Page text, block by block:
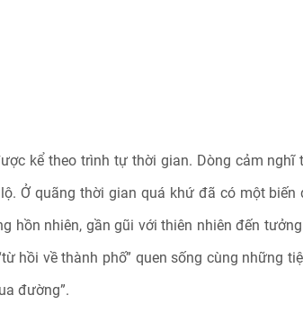
kể theo trình tự thời gian. Dòng cảm nghĩ
Ở quãng thời gian quá khứ đã có một biến
hồn nhiên, gần gũi với thiên nhiên đến
hồi về thành phố” quen sống cùng những
đường”.